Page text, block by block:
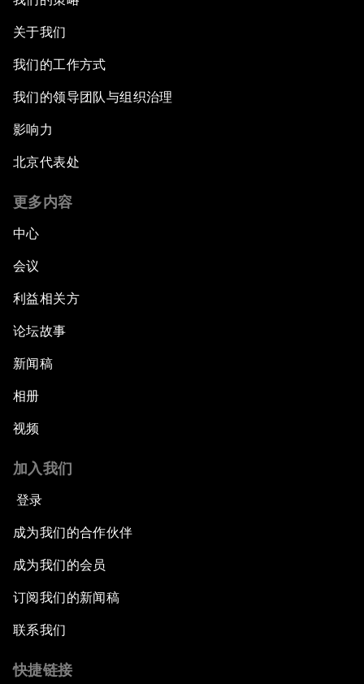
关于我们
我们的工作方式
我们的领导团队与组织治理
影响力
北京代表处
更多内容
中心
会议
利益相关方
论坛故事
新闻稿
相册
视频
加入我们
登录
成为我们的合作伙伴
成为我们的会员
订阅我们的新闻稿
联系我们
快捷链接